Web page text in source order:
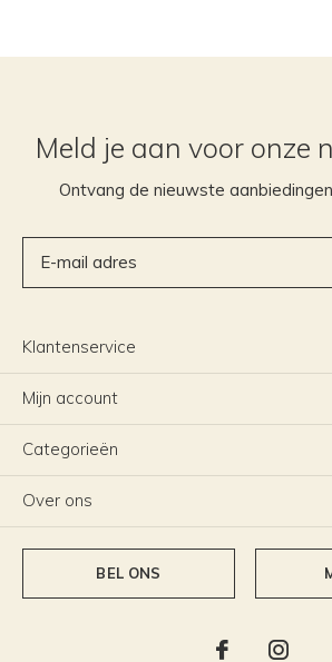
Meld je aan voor onze
Ontvang de nieuwste
Klantenservice
Mijn account
Categorieën
Over ons
BEL ONS